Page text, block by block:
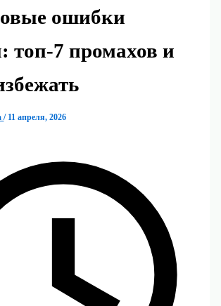
ошибки
топ‑7 промахов и
/ 11 апреля, 2026